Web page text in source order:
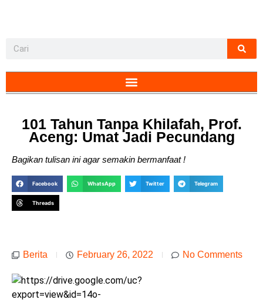
101 Tahun Tanpa Khilafah, Prof.
Aceng: Umat Jadi Pecundang
Bagikan tulisan ini agar semakin bermanfaat !
Facebook WhatsApp Twitter Telegram
Threads
Berita February 26, 2022 No Comments